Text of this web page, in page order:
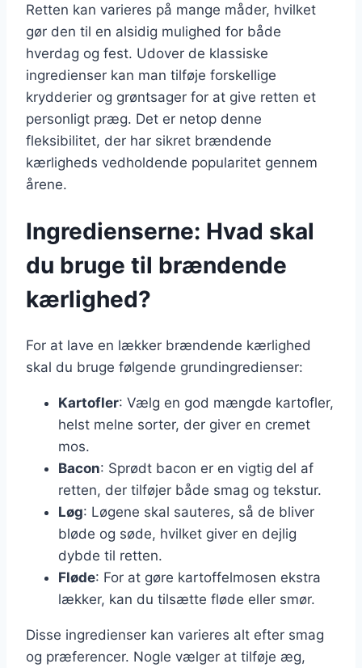
Retten kan varieres på mange måder, hvilket
gør den til en alsidig mulighed for både
hverdag og fest. Udover de klassiske
ingredienser kan man tilføje forskellige
krydderier og grøntsager for at give retten et
personligt præg. Det er netop denne
fleksibilitet, der har sikret brændende
kærligheds vedholdende popularitet gennem
årene.
Ingredienserne: Hvad skal
du bruge til brændende
kærlighed?
For at lave en lækker brændende kærlighed
skal du bruge følgende grundingredienser:
Kartofler: Vælg en god mængde kartofler,
helst melne sorter, der giver en cremet
mos.
Bacon: Sprødt bacon er en vigtig del af
retten, der tilføjer både smag og tekstur.
Løg: Løgene skal sauteres, så de bliver
bløde og søde, hvilket giver en dejlig
dybde til retten.
Fløde: For at gøre kartoffelmosen ekstra
lækker, kan du tilsætte fløde eller smør.
Disse ingredienser kan varieres alt efter smag
og præferencer. Nogle vælger at tilføje æg,